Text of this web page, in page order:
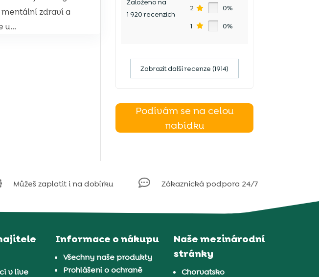
zdraví a
u...
Založeno na
1 920 recenzích
2 0%
1 0%
Zobrazit další recenze (1914)
Podívám se na celou
nabídku
Můžeš zaplatit i na dobírku  Zákaznická podpora 24/7
v live
Informace o nákupu
Všechny naše produkty
Prohlášení o ochraně
Naše mezinárodní
stránky
Chorvatsko